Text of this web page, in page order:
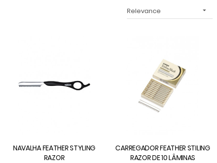
Relevance 
NAVALHA FEATHER STYLING
RAZOR
CARREGADOR FEATHER STILING
RAZOR DE 10 LÂMINAS